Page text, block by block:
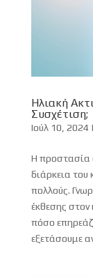
Ηλιακή
Συσχέτιση;
Ιούλ 10, 2024 |
Η προστασία
διάρκεια του
πολλούς.
έκθεσης
πόσο
εξετάσουμε